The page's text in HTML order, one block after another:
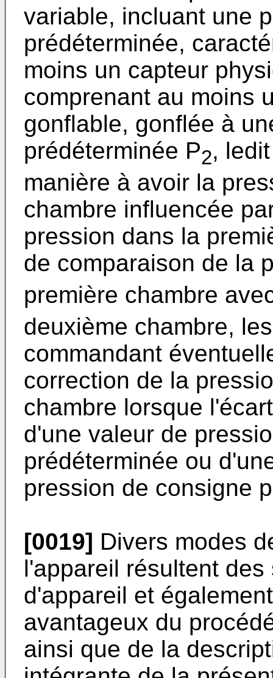
variable, incluant une
prédéterminée,
moins un capteur
comprenant au moins
gonflable, gonflée à
prédéterminée P2,
manière à avoir la
chambre influencée
pression dans la
de comparaison de la
première chambre
deuxième chambre,
commandant
correction de la
chambre lorsque
d'une valeur de
prédéterminée ou
pression de consigne
[0019] Divers modes
l'appareil résultent
d'appareil et
avantageux du
ainsi que de la